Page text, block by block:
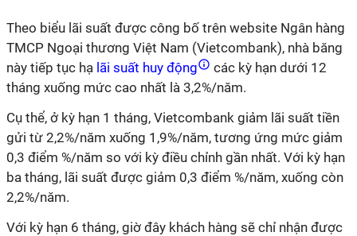
Theo biểu lãi suất được công bố trên website Ngân hàng
TMCP Ngoại thương Việt Nam (Vietcombank), nhà băng
này tiếp tục hạ lãi suất huy động
các kỳ hạn dưới 12
tháng xuống mức cao nhất là 3,2%/năm.
Cụ thể, ở kỳ hạn 1 tháng, Vietcombank giảm lãi suất tiền
gửi từ 2,2%/năm xuống 1,9%/năm, tương ứng mức giảm
0,3 điểm %/năm so với kỳ điều chỉnh gần nhất. Với kỳ hạn
ba tháng, lãi suất được giảm 0,3 điểm %/năm, xuống còn
2,2%/năm.
Với kỳ hạn 6 tháng, giờ đây khách hàng sẽ chỉ nhận được